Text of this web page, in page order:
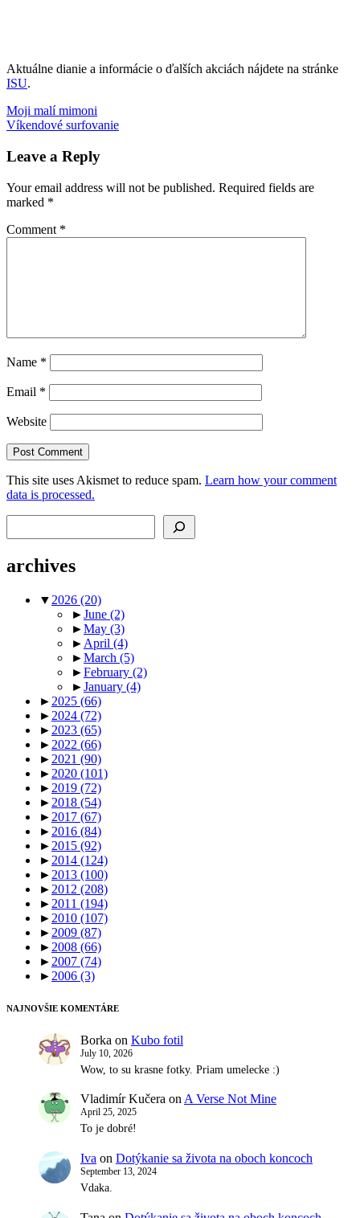
Aktuálne dianie a informácie o ďalších akciách nájdete na stránke
ISU.
štrajk učitelia
Post
navigation
Previous
Post:
Moji malí mimoni
Next
Víkendové surfovanie
Leave a Reply
Your email address will not be published. Required fields are
marked *
Comment *
Name *
Email *
Website
This site uses Akismet to reduce spam. Learn how your comment
data is processed.
archives
▼ 2026 (20)
►June (2)
►May (3)
► April (4)
►March (5)
►February (2)
►January (4)
► 2025 (66)
► 2024 (72)
► 2023 (65)
► 2022 (66)
► 2021 (90)
► 2020 (101)
► 2019 (72)
► 2018 (54)
► 2017 (67)
► 2016 (84)
► 2015 (92)
► 2014 (124)
► 2013 (100)
► 2012 (208)
► 2011 (194)
► 2010 (107)
► 2009 (87)
► 2008 (66)
► 2007 (74)
► 2006 (3)
NAJNOVŠIE KOMENTÁRE
Borka on Kubo fotil
July 10, 2026
Wow, to su krasne fotky. Priam umelecke :)
Vladimír Kučera on A Verse Not Mine
April 25, 2025
To je dobré!
Iva on Dotýkanie sa života na oboch koncoch
September 13, 2024
Vdaka.